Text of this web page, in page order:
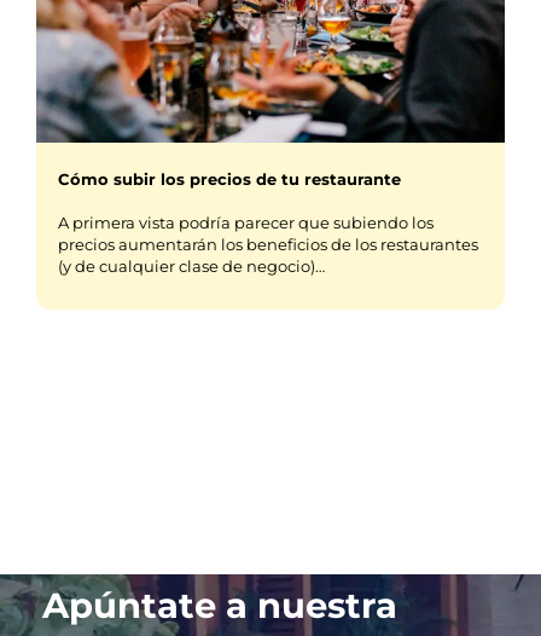
Cómo subir los precios de tu restaurante
A primera vista podría parecer que subiendo los
precios aumentarán los beneficios de los restaurantes
(y de cualquier clase de negocio)…
Apúntate a nuestra